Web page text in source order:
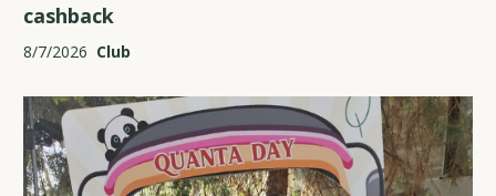
cashback
8/7/2026 Club